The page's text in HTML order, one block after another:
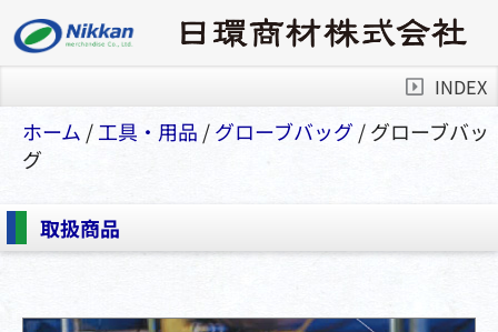
INDEX
ホーム /⼯具・⽤品 /グローブバッグ / グローブバッ
グ
取扱商品